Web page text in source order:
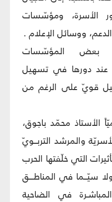
الأسرة، ومؤسّسات
ووسائل الإعلام .
بعض المؤسّسات
عند دورها في تسهيل
قويّ على الرغم من
الأستاذ محمّد باجوق،
والمرشد التربــويّ
التي خلّفتها الحرب
سيّــما في المناطـــق
في الضاحية